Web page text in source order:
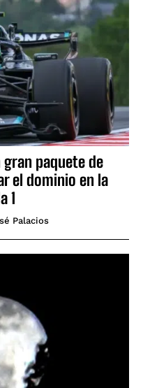
paquete de
el dominio en la
1
Palacios